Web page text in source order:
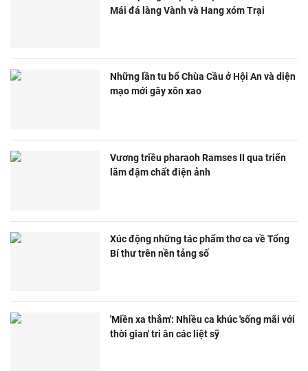
Mái đá làng Vành và Hang xóm Trại
Những lần tu bổ Chùa Cầu ở Hội An và diện
mạo mới gây xôn xao
Vương triều pharaoh Ramses II qua triển
lãm đậm chất điện ảnh
Xúc động những tác phẩm thơ ca về Tổng
Bí thư trên nền tảng số
'Miền xa thẳm': Nhiều ca khúc 'sống mãi với
thời gian' tri ân các liệt sỹ